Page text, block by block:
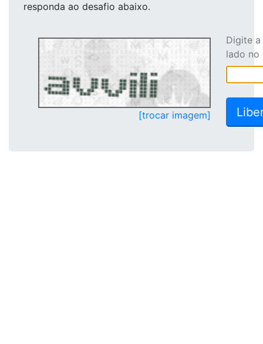
responda ao desafio abaixo.
[trocar imagem]
Digite
lado no